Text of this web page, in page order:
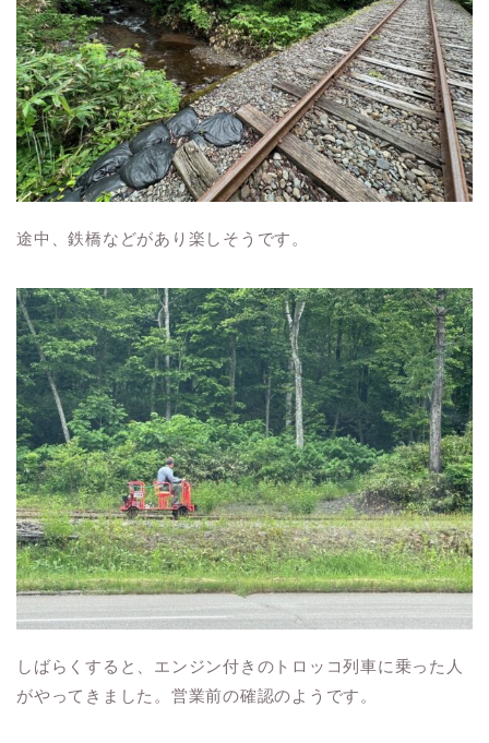
途中、鉄橋などがあり楽しそうです。
しばらくすると、エンジン付きのトロッコ列車に乗った人
がやってきました。営業前の確認のようです。